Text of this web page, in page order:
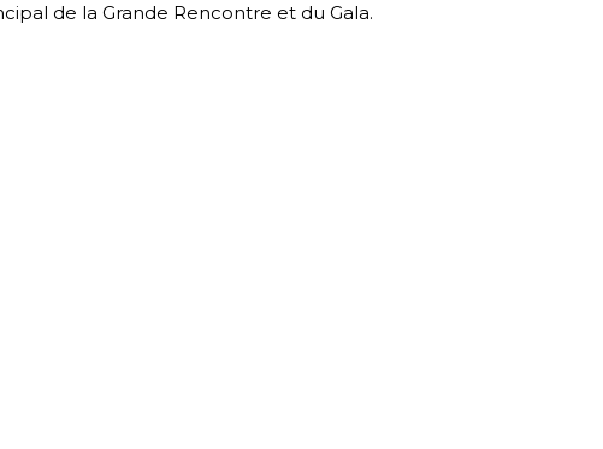
de la Grande Rencontre et du Gala.